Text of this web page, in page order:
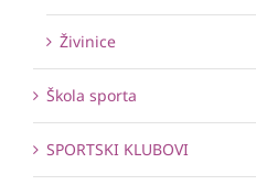
Živinice
Škola sporta
SPORTSKI KLUBOVI